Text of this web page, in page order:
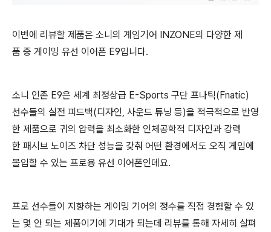
이번에 리뷰할 제품은 소니의 게임기어 INZONE의 다양한 제
품 중 게이밍 유선 이어폰 E9입니다.
소니 인존 E9은 세계 최정상급 E-Sports 구단 프나틱(Fnatic)
선수들의 실전 피드백(디자인, 사운드 튜닝 등)을 적극적으로 반영
한 제품으로 귀의 압력을 최소화한 인체공학적 디자인과 강력
한 패시브 노이즈 차단 성능을 갖춰 어떤 환경에서도 오직 게임에
몰입할 수 있는 프로용 유선 이어폰인데요.
프로 선수들이 지향하는 게이밍 기어의 정수를 직접 경험할 수 있
는 몇 안 되는 제품이기에 기대가 되는데 리뷰를 통해 자세히 살펴